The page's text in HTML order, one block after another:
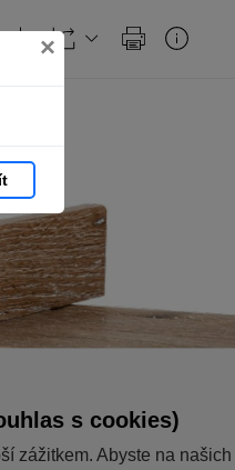
×
s cookies)
zážitkem. Abyste na našich